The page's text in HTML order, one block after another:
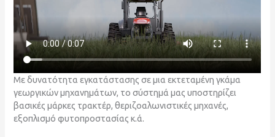
Με δυνατότητα εγκατάστασης σε μια εκτεταμένη γκάμα
γεωργικών μηχανημάτων, το σύστημά μας υποστηρίζει
βασικές μάρκες τρακτέρ, θεριζοαλωνιστικές μηχανές,
εξοπλισμό φυτοπροστασίας κ.ά.